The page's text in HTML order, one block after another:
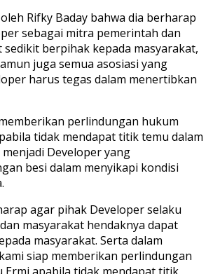
Rifky Baday bahwa dia berharap
sebagai mitra pemerintah dan
sedikit berpihak kepada masyarakat,
juga semua asosiasi yang
harus tegas dalam menertibkan
perlindungan hukum
tidak mendapat titik temu dalam
menjadi Developer yang
besi dalam menyikapi kondisi
agar pihak Developer selaku
masyarakat hendaknya dapat
masyarakat. Serta dalam
siap memberikan perlindungan